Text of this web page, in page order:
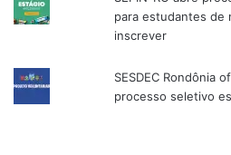
para estudantes de
inscrever
SESDEC Rondônia
processo seletivo